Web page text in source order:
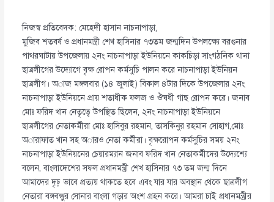
নিজস্ব প্রতিবেদক: মেহেদী হাসান নাচনাপাড়া,
মুজিব শতবর্ষ ও প্রধানমন্ত্রী শেখ হাসিনার ৭৩তম জন্মদিন উপলক্ষ্যে বরগুনার
পাথরঘাটায় উপজেলায় ২নং নাচনাপাড়া ইউনিয়নে কাকচিড়া সাংগঠনিক থানা
ছাত্রলীগের উদ্যোগে বৃক্ষ রোপন কর্মসুচি পালন করে নাচনাপাড়া ইউনিয়ন
ছাত্রলীগ। অাজ মঙ্গলবার (১৪ জুলাই) বিকাল ৪টার দিকে উপজেলার ২নং
নাচনাপাড়া ইউনিয়নে প্রায় শতাধীক ফলজ ও ঔষধী গাছ রোপন করে। জনাব
মোঃ ফরিদ খান নেতৃত্বে উপস্থিত ছিলেন, ২নং নাচনাপাড়া ইউনিয়নে
ছাত্রলীগের নেতাকর্মীরা মোঃ হাসিবুর রহমান, তাসকিনুর রহমান সোহাগ,মোঃ
অারাফাত খান সহ অারও নেতা কর্মীরা। বৃক্ষরোপন কর্মসুচির সময় ২নং
নাচনাপাড়া ইউনিয়নের চেয়ারম্যান জনাব ফরিদ খান নেতাকর্মীদের উদ্যেশ্যে
বলেন, বাংলাদেশের সফল প্রধানমন্ত্রী শেখ হাসিনার ৭৩ তম জন্ম দিনে
আমাদের দৃঢ় ভাবে প্রত্যয় থাকতে হবে এবং যার যার অবস্থান থেকে ছাত্রলীগ
নেতারা বঙ্গবন্ধুর সোনার বাংলা গড়ার অংশ গ্রহন করে। আমরা চাই প্রধানমন্ত্রীর